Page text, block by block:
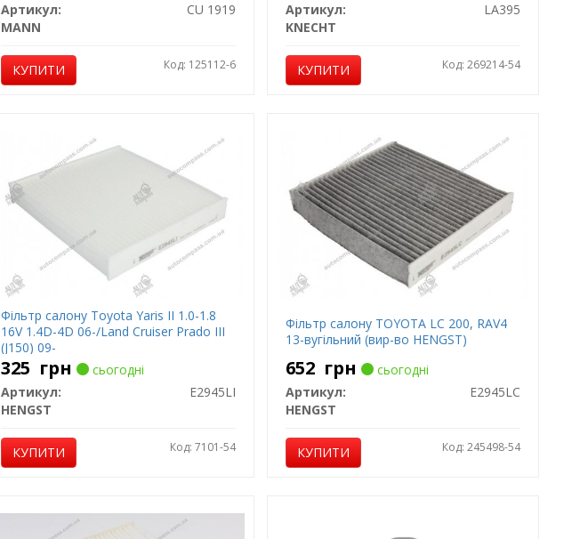
Артикул:
CU 1919
MANN
КУПИТИ Код: 125112-6
Артикул:
LA395
KNECHT
КУПИТИ Код: 269214-54
Фільтр салону Toyota Yaris II 1.0-1.8
16V 1.4D-4D 06-/Land Cruiser Prado III
(J150) 09-
325 грн
сьогодні
Артикул:
E2945LI
HENGST
КУПИТИ Код: 7101-54
Фільтр салону TOYOTA LC 200, RAV4
13-вугільний (вир-во HENGST)
652 грн
сьогодні
Артикул:
E2945LC
HENGST
КУПИТИ Код: 245498-54